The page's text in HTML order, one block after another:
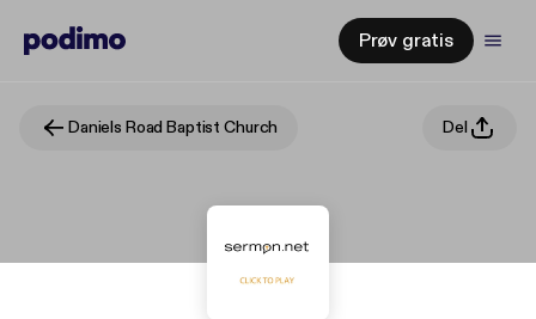
Prøv gratis
Daniels Road Baptist Church Del